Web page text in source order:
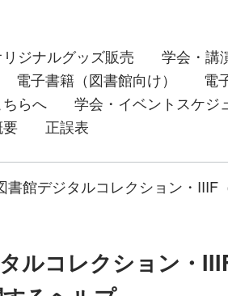
ジナルグッズ販売
学会・講
電子書籍（図書館向け）
電
らへ
学会・イベントスケジ
正誤表
書館デジタルコレクション・IIIF
ルコレクション・